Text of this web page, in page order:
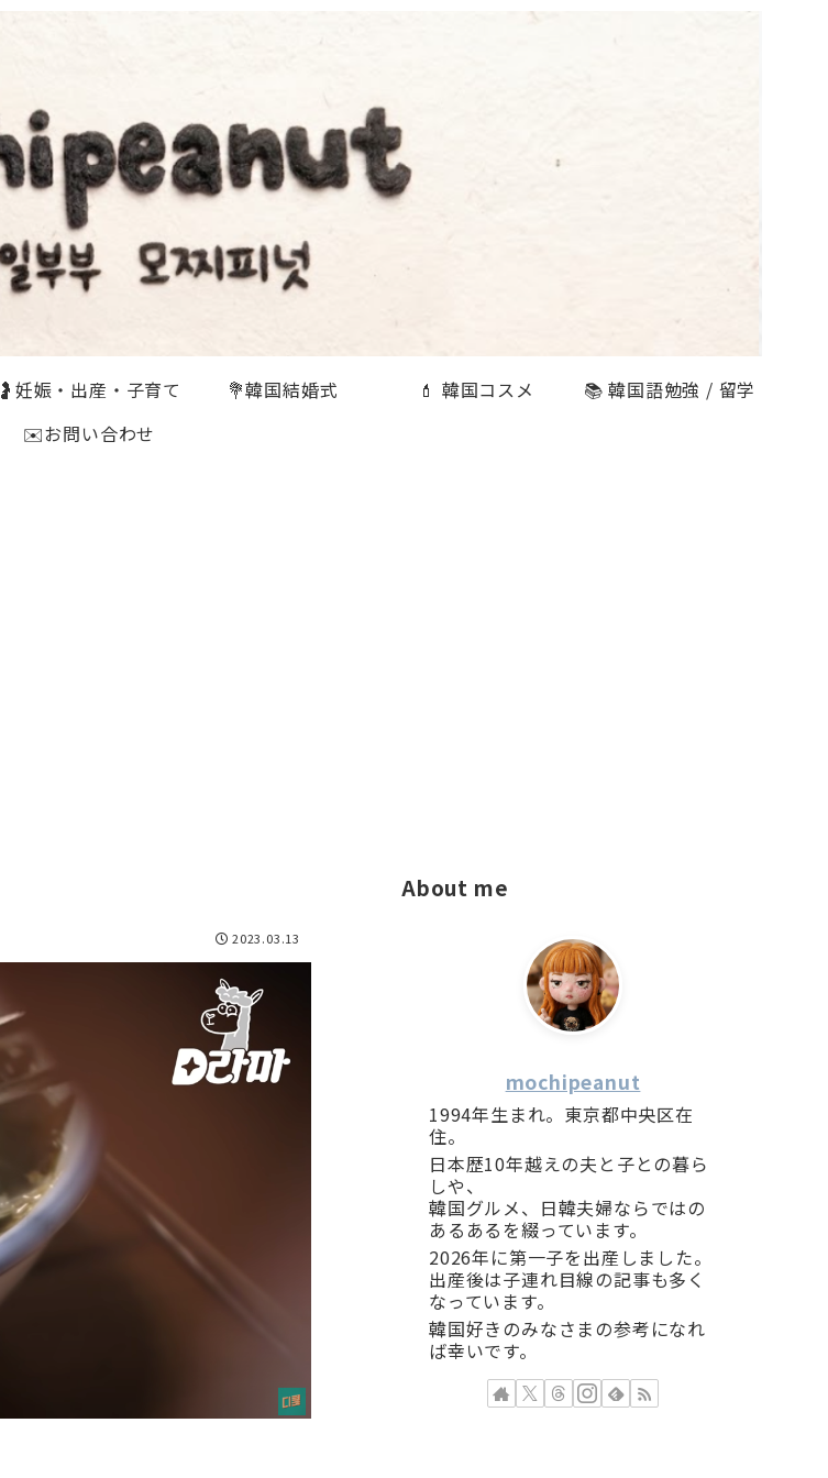
🤰妊娠・出産・子育て 💐韓国結婚式 💄 韓国コスメ
📚 韓国語勉強 / 留学
✉️お問い合わせ
2023.03.13
About me
mochipeanut
1994年生まれ。東京都中央区在
住。
日本歴10年越えの夫と子との暮ら
しや、
韓国グルメ、日韓夫婦ならではの
あるあるを綴っています。
2026年に第一子を出産しました。
出産後は子連れ目線の記事も多く
なっています。
韓国好きのみなさまの参考になれ
ば幸いです。